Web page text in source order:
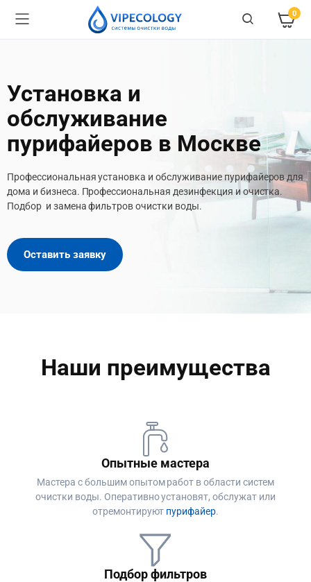
0
Установка и
обслуживание
пурифайеров в Москве
Профессиональная установка и обслуживание пурифайеров для
дома и бизнеса. Профессиональная дезинфекция и очистка.
Подбор и замена фильтров очистки воды.
Оставить заявку
Наши преимущества
Опытные мастера
Мастера с большим опытом работ в области систем
очистки воды. Оперативно установят, обслужат или
отремонтируют пурифайер.
Подбор фильтров